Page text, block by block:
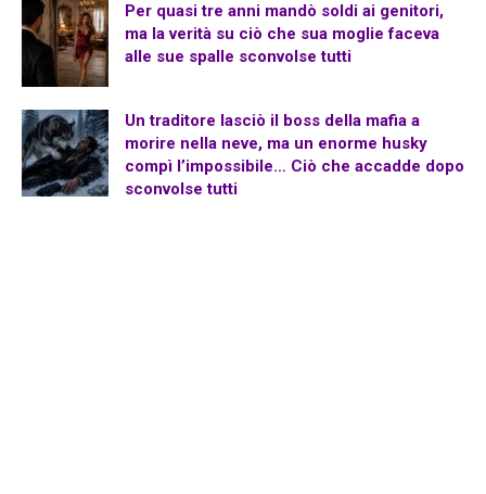
Per quasi tre anni mandò soldi ai genitori,
ma la verità su ciò che sua moglie faceva
alle sue spalle sconvolse tutti
Un traditore lasciò il boss della mafia a
morire nella neve, ma un enorme husky
compì l’impossibile… Ciò che accadde dopo
sconvolse tutti